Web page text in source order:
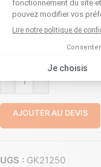
ÉTIQUETTE
- +
AJOUTER AU DEVIS
UGS : GK21250